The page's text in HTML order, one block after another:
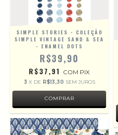
SIMPLE STORIES - COLEÇÃO
SIMPLE VINTAGE SAND & SEA
- ENAMEL DOTS
R$39,90
R$37,91 COM PIX
3 X DE R$13,30 SEM JUROS